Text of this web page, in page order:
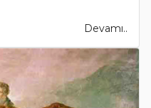
Devamı..